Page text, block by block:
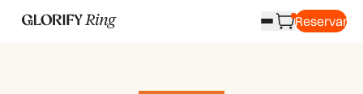
Reservar